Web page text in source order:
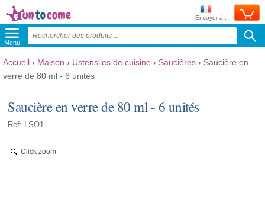
Envoyer à :
Menu
Accueil › Maison › Ustensiles de cuisine › Saucières › Saucière en
verre de 80 ml - 6 unités
Saucière en verre de 80 ml - 6 unités
Ref: LSO1
Click zoom